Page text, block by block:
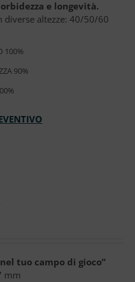
e longevità.
diverse altezze: 40/50/60
100%
90%
tuo campo di gioco”
mm